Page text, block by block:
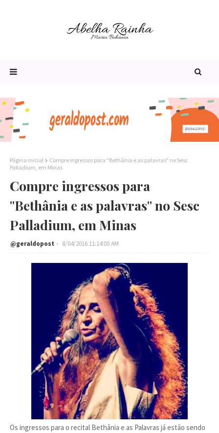
Página inicial
Compre ingressos para "Bethânia e as palavras" no Sesc
Palladium, em Minas
Compre ingressos para
"Bethânia e as palavras" no Sesc
Palladium, em Minas
@geraldopost 8/04/2016 11:14:00 AM
Os ingressos para o recital Bethânia e as Palavras já estão sendo